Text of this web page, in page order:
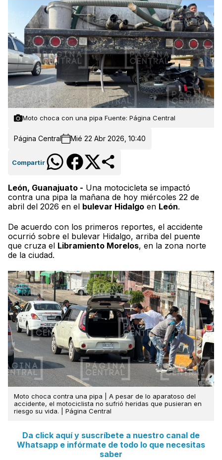
Moto choca con una pipa Fuente: Página Central
Página Central Mié 22 Abr 2026, 10:40
Compartir
León, Guanajuato - Una motocicleta se impactó
contra una pipa la mañana de hoy miércoles 22 de
abril del 2026 en el bulevar Hidalgo en León.
De acuerdo con los primeros reportes, el accidente
ocurrió sobre el bulevar Hidalgo, arriba del puente
que cruza el Libramiento Morelos, en la zona norte
de la ciudad.
Moto choca contra una pipa | A pesar de lo aparatoso del
accidente, el motociclista no sufrió heridas que pusieran en
riesgo su vida. | Página Central
Da click aquí y suscríbete a nuestro canal de
Whatsapp e infórmate de todo lo que necesitas
saber